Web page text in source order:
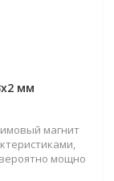
мм
магнит
мощно